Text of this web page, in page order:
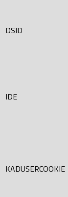
DSID
IDE
KADUSERCOOKIE